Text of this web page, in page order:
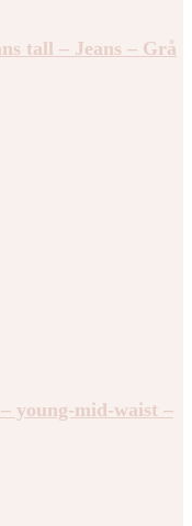
tall – Jeans – Grå
young-mid-waist –